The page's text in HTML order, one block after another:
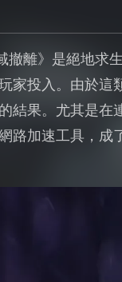
撤離》是絕地
家投入。由於這
結果。尤其是在
路加速工具，成